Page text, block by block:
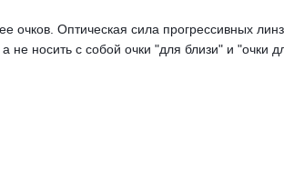
очков. Оптическая сила прогрессивных
не носить с собой очки "для близи" и "очки